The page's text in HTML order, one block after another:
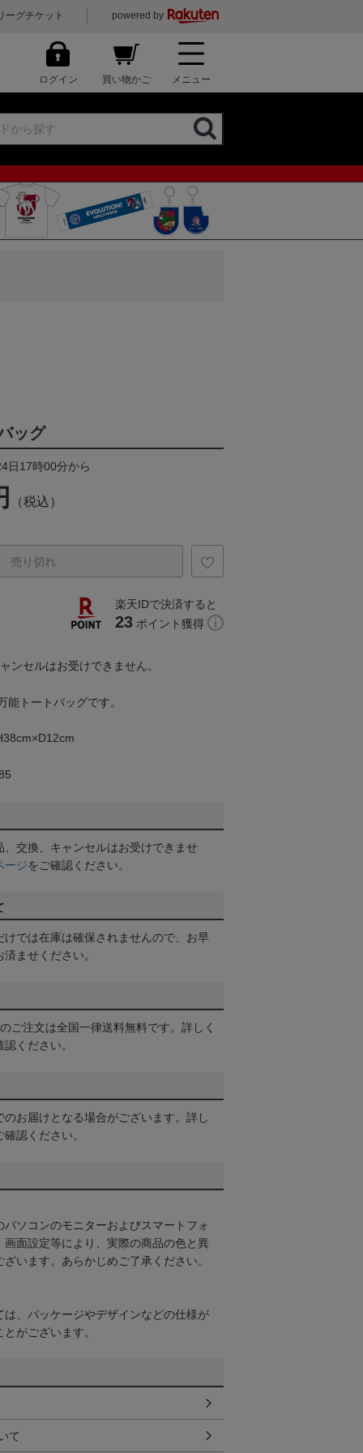
ーグチケット powered by
ログイン 買い物かご メニュー
ッグ
日17時00分から
（税込）
売り切れ
楽天IDで決済すると
23 ポイント獲得
ンセルはお受けできません。
能トートバッグです。
交換、キャンセルはお受けできませ
ージをご確認ください。
けでは在庫は確保されませんので、お早
ませください。
ご注文は全国一律送料無料です。詳しく
認ください。
お届けとなる場合がございます。詳し
確認ください。
ソコンのモニターおよびスマートフォ
画面設定等により、実際の商品の色と異
います。あらかじめご了承ください。
は、パッケージやデザインなどの仕様が
がございます。
て